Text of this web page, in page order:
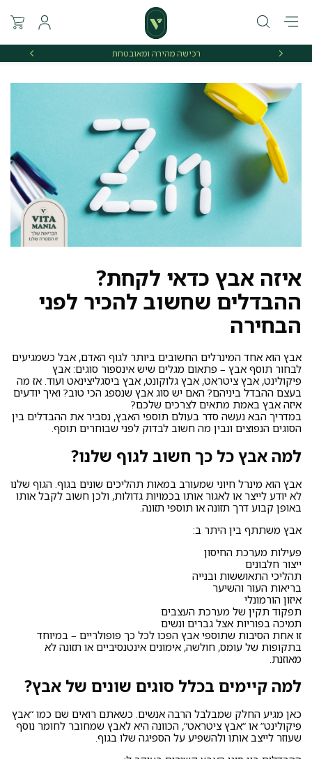
רכישה מהירה ומאובטחת
איזה אבץ כדאי לקחת?
ההבדלים שחשוב להכיר לפני
הבחירה
אבץ הוא אחד המינרלים החשובים ביותר לגוף האדם, אבל כשמגיעים
לבחור תוסף אבץ – פתאום מגלים שיש אינספור סוגים: אבץ
פיקולינט, אבץ ציטראט, אבץ גלוקונט, אבץ ביסגליצינאט ועוד. אז מה
בעצם ההבדל ביניהם? האם יש סוג אבץ שנספג הכי טוב? ואיך יודעים
איזה אבץ באמת מתאים לצרכים שלכם?
במדריך הבא נעשה סדר בעולם תוספי האבץ, נסביר את ההבדלים בין
הסוגים הנפוצים ונבין מה חשוב לבדוק לפני שבוחרים תוסף.
למה אבץ כל כך חשוב לגוף שלנו?
אבץ הוא מינרל חיוני שמעורב במאות תהליכים שונים בגוף. הגוף שלנו
לא יודע לייצר או לאגור אותו בכמויות גדולות, ולכן חשוב לקבל אותו
באופן קבוע דרך תזונה או תוספי תזונה.
אבץ משתתף בין היתר ב:
פעילות מערכת החיסון
ייצור חלבונים
תהליכי התאוששות ובנייה
בריאות העור והשיער
איזון הורמונלי
תפקוד תקין של מערכת העצבים
תמיכה בפוריות אצל גברים ונשים
זו אחת הסיבות שתוספי אבץ הפכו לכל כך פופולריים – במיוחד
בתקופות של עומס, חולשה, אימונים אינטנסיביים או תזונה לא
מאוזנת.
למה קיימים בכלל סוגים שונים של אבץ?
כאן מגיע החלק שמבלבל הרבה אנשים. כשאתם רואים שם כמו “אבץ
פיקולינט” או “אבץ ציטראט”, הכוונה היא לאבץ שמחובר לחומר נוסף
שעוזר לייצב אותו ולהשפיע על הספיגה שלו בגוף.